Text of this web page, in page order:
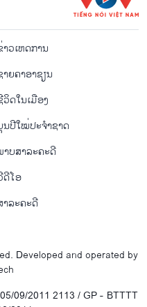
າວເຫດການ
ຍຄາອາຊຽນ
ດ​ໃນ​ເມືອງ
ນປີໃໝ່ປະຈຳຊາດ
າບສາລະຄະດີ
ດີໂອ
າລະຄະດີ
Developed and operated by
09/2011 2113 / GP - BTTTT